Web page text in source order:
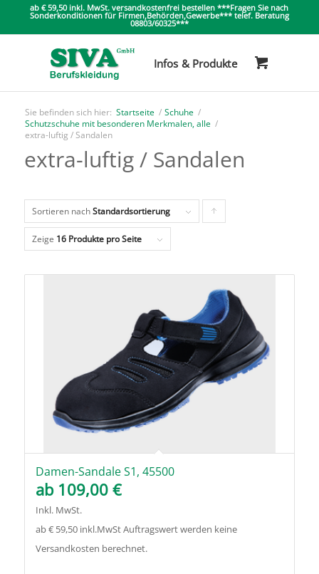
ab € 59,50 inkl. MwSt. versandkostenfrei bestellen ***Fragen Sie nach
Sonderkonditionen für Firmen,Behörden,Gewerbe*** telef. Beratung
08803/60325***
Sie befinden sich hier: Startseite / Schuhe /
Schutzschuhe mit besonderen Merkmalen, alle /
extra-luftig / Sandalen
extra-luftig / Sandalen
Sortieren nachStandardsortierung
die
Produkte
in
aufsteigender
Reihenfolge
zu
Zeige 16 Produkte pro Seite
Damen-Sandale S1, 45500
ab 109,00 €
Inkl. MwSt.
ab € 59,50 inkl.MwSt Auftragswert werden keine
Versandkosten berechnet.